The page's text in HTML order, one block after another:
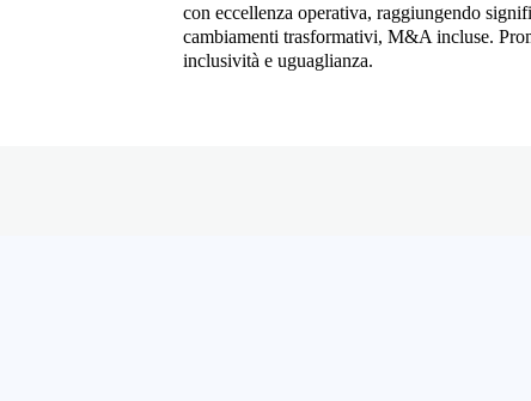
con eccellenza operativa, raggiungendo
cambiamenti trasformativi, M&A incluse.
inclusività e uguaglianza.